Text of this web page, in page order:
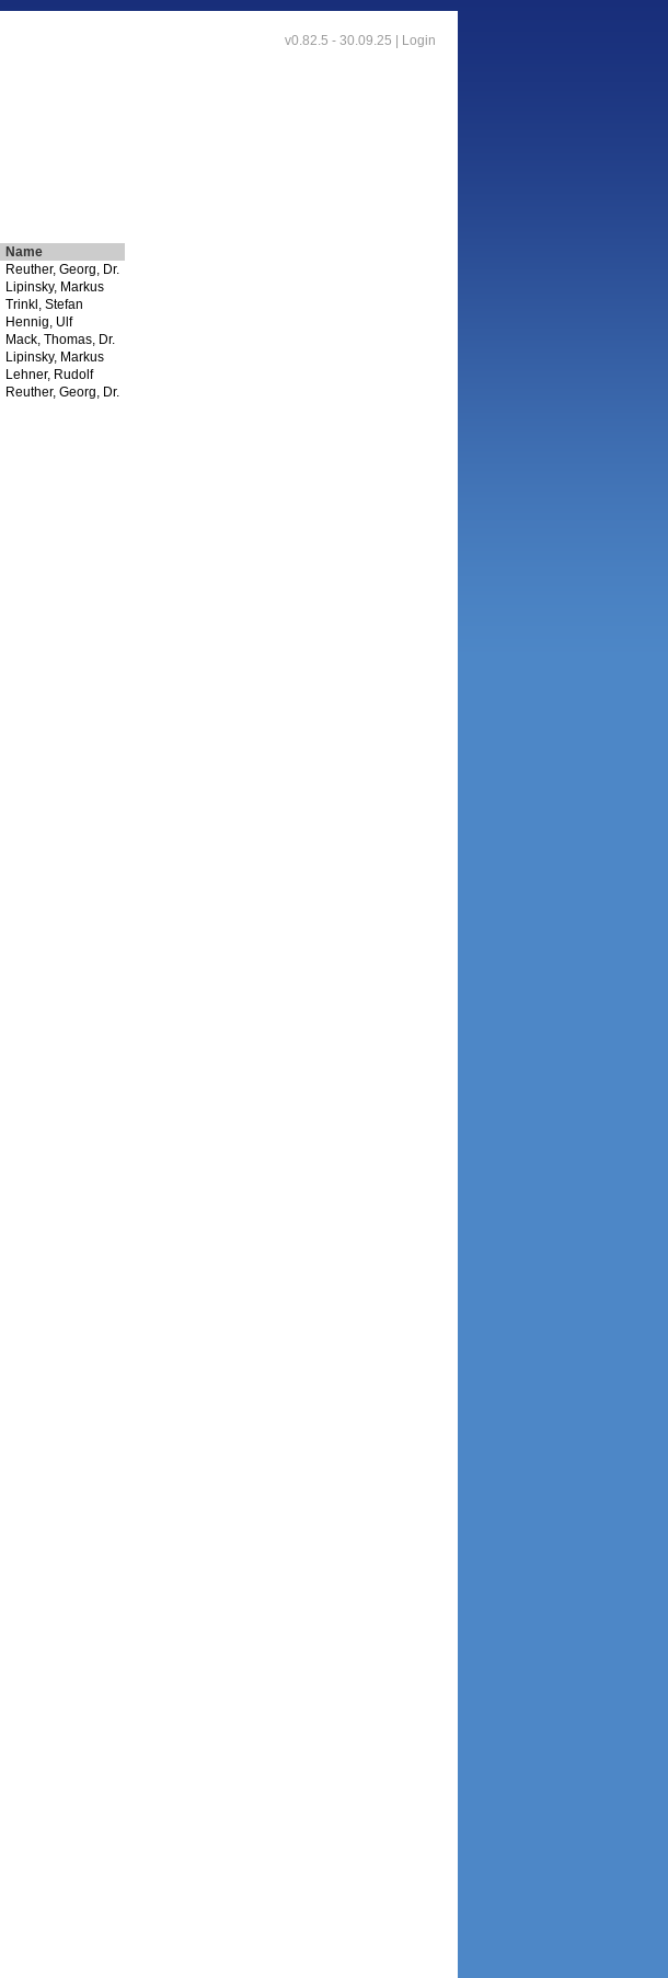
v0.82.5 - 30.09.25 | Login
Name
Reuther, Georg, Dr.
Lipinsky, Markus
Trinkl, Stefan
Hennig, Ulf
Mack, Thomas, Dr.
Lipinsky, Markus
Lehner, Rudolf
Reuther, Georg, Dr.